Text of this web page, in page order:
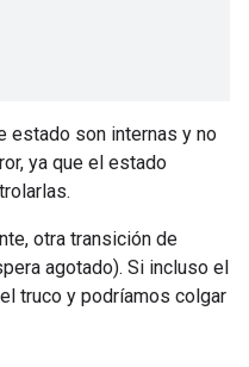
estado son internas y no
ya que el estado
otra transición de
agotado). Si incluso el
truco y podríamos colgar